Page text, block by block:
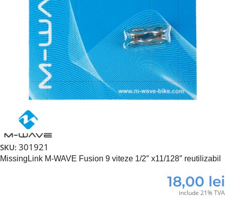
SKU: 301921
MissingLink M-WAVE Fusion 9 viteze 1/2″ x11/128″ reutilizabil
18,00 lei
include 21% TVA